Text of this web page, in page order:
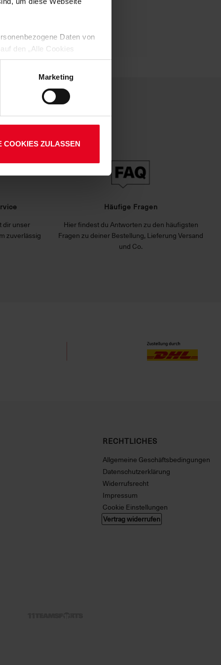
Daten von
den „Alle Cookies
Verarbeitung Ihrer
Art. 6 Abs. 1 lit. a DSGVO
Ihre etwaig erteilten
Marketing
COOKIES ZULASSEN
dir unser
zuverlässig
Häufige Fragen
Hier findest du Antworten zu den häufigsten
Fragen zu deiner Bestellung, Lieferung Versand
und Co.
RECHTLICHES
Allgemeine Geschäftsbedingungen
Datenschutzerklärung
Widerrufsrecht
Impressum
Cookie Einstellungen
Vertrag widerrufen